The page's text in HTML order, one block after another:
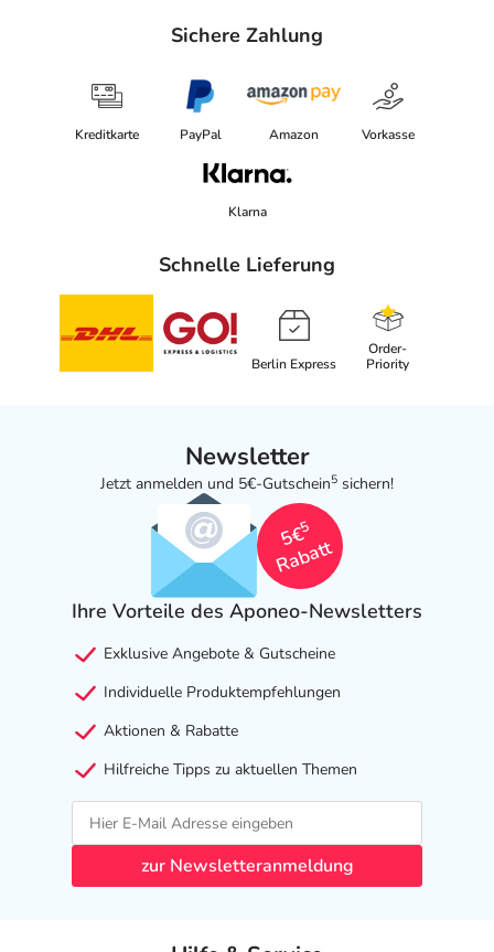
Sichere Zahlung
Kreditkarte PayPal Amazon Vorkasse
Klarna
Schnelle Lieferung
Berlin Express
Order-
Priority
Newsletter
Jetzt anmelden und 5€-Gutschein5 sichern!
5€
5
Rabatt
Ihre Vorteile des Aponeo-Newsletters
Exklusive Angebote & Gutscheine
Individuelle Produktempfehlungen
Aktionen & Rabatte
Hilfreiche Tipps zu aktuellen Themen
zur Newsletteranmeldung